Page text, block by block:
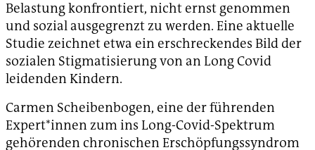
Belastung konfrontiert, nicht ernst genommen
und sozial ausgegrenzt zu werden. Eine aktuelle
Studie zeichnet etwa ein erschreckendes Bild der
sozialen Stigmatisierung von an Long Covid
leidenden Kindern.
Carmen Scheibenbogen, eine der führenden
Expert*innen zum ins Long-Covid-Spektrum
gehörenden chronischen Erschöpfungssyndrom